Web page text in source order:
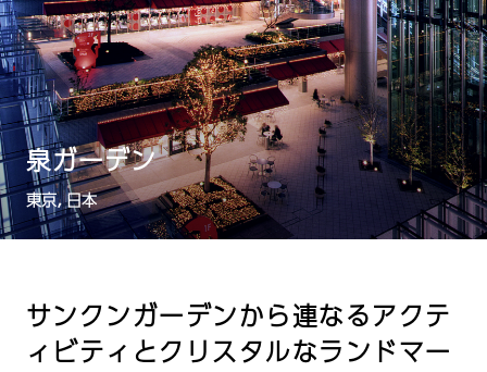
泉ガーデン
東京, 日本
サンクンガーデンから連なるアクテ
ィビティとクリスタルなランドマー